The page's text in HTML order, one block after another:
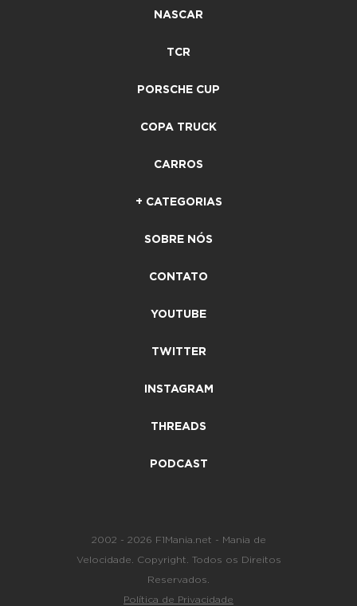
NASCAR
TCR
PORSCHE CUP
COPA TRUCK
CARROS
+ CATEGORIAS
SOBRE NÓS
CONTATO
YOUTUBE
TWITTER
INSTAGRAM
THREADS
PODCAST
2002 - 2026 F1Mania.net - Mania de
Velocidade. Copyright. Todos os Direitos
Reservados.
Política de Privacidade